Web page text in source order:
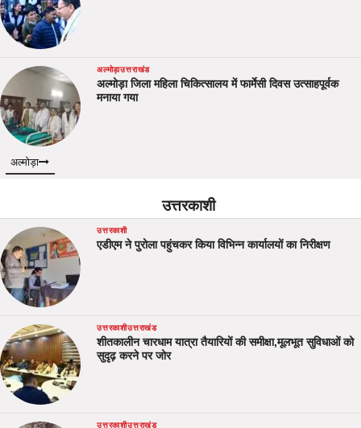
अल्मोड़ाउत्तराखंड
अल्मोड़ा जिला महिला चिकित्सालय में फार्मेसी दिवस उत्साहपूर्वक
मनाया गया
अल्मोड़ा
उत्तरकाशी
उत्तरकाशी
एडीएम ने पुरोला पहुंचकर किया विभिन्न कार्यालयों का निरीक्षण
उत्तरकाशीउत्तराखंड
शीतकालीन चारधाम यात्रा तैयारियों की समीक्षा,मूलभूत सुविधाओं को
सुदृढ़ करने पर जोर
उत्तरकाशीउत्तराखंड